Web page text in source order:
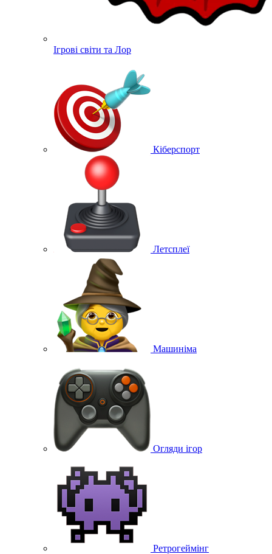
Ігрові світи та Лор
Кіберспорт
Летсплеї
Машиніма
Огляди ігор
Ретрогеймінг